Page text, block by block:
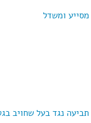
מסייע ומשדל
תביעה נגד בעל שחויב